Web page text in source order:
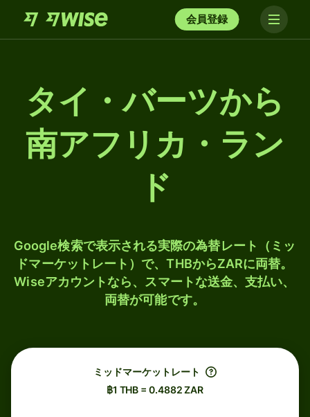
会員登録
タイ・バーツから
南アフリカ・ラン
ド
Google検索で表示される実際の為替レート（ミッ
ドマーケットレート）で、THBからZARに両替。
Wiseアカウントなら、スマートな送金、支払い、
両替が可能です。
ミッドマーケットレート
฿1 THB = 0.4882 ZAR